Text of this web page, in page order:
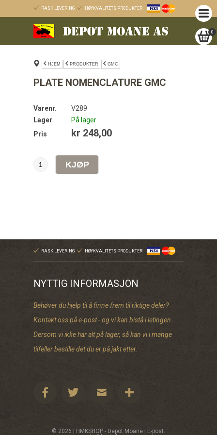
0
RASK LEVERING HØYKVALITETS PRODUKTER
HJEM PRODUKTER GMC
PLATE NOMENCLATURE GMC
Varenr.
V289
Lager
På lager
Pris
kr 248,00
RASK LEVERING HØYKVALITETS PRODUKTER
NYTTIG INFORMASJON
Behøver du hjelp til å finne frem til riktige deler?
Kontakt oss på e-post - og vi kan bistå i letingen.
Dersom vi ikke har alt på lager, så kan vi i mange
tilfeller bestille det du er på jakt etter.
© 2026 | HMKSHOP - Depot Moane | E-post: